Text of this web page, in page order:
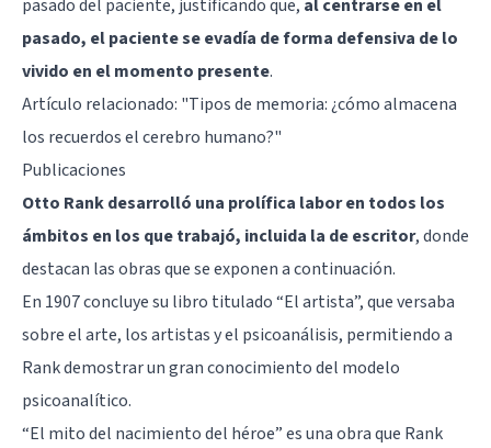
pasado del paciente, justificando que, al centrarse en el
pasado, el paciente se evadía de forma defensiva de lo
vivido en el momento presente.
Artículo relacionado: "Tipos de memoria: ¿cómo almacena
los recuerdos el cerebro humano?"
Publicaciones
Otto Rank desarrolló una prolífica labor en todos los
ámbitos en los que trabajó, incluida la de escritor, donde
destacan las obras que se exponen a continuación.
En 1907 concluye su libro titulado “El artista”, que versaba
sobre el arte, los artistas y el psicoanálisis, permitiendo a
Rank demostrar un gran conocimiento del modelo
psicoanalítico.
“El mito del nacimiento del héroe” es una obra que Rank